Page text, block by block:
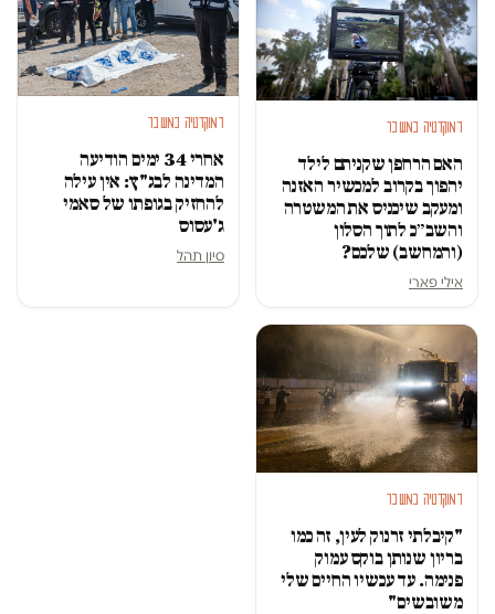
דמוקרטיה במשבר
האם הרחפן שקניתם לילד
יהפוך בקרוב למכשיר האזנה
ומעקב שיכניס את המשטרה
והשב״כ לתוך הסלון
(והמחשב) שלכם?
אילי פארי
דמוקרטיה במשבר
אחרי 34 ימים הודיעה
המדינה לבג"ץ: אין עילה
להחזיק בגופתו של סאמי
ג'עסוס
סיון תהל
דמוקרטיה במשבר
"קיבלתי זרנוק לעין, זה כמו
בריון שנותן בוקס עמוק
פנימה. עד עכשיו החיים שלי
משובשים"